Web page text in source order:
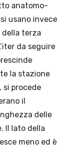
anatomo-
usano invece
terza
da seguire
la stazione
si procede
il
delle
Il lato della
meno ed è